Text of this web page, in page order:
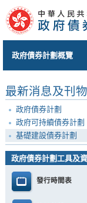
政府債券計劃概覽
最新消息及刊物
政府債券計劃
政府可持續債券計劃
基礎建設債券計劃
政府債券計劃工具及
發行時間表